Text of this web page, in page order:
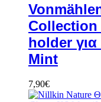
Collection
holder
Mint
7,90€